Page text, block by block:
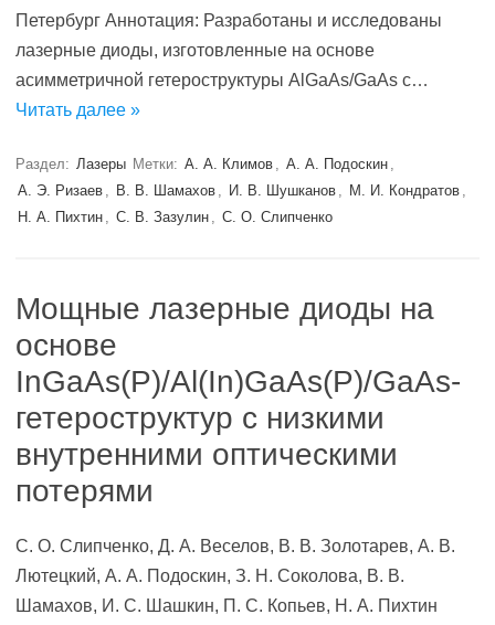
Петербург Аннотация: Разработаны и исследованы
лазерные диоды, изготовленные на основе
асимметричной гетероструктуры AlGaAs/GaAs с…
Читать далее »
Раздел: Лазеры Метки: А. А. Климов , А. А. Подоскин ,
А. Э. Ризаев , В. В. Шамахов , И. В. Шушканов , М. И. Кондратов ,
Н. А. Пихтин , С. В. Зазулин , С. О. Слипченко
Мощные лазерные диоды на
основе
InGaAs(Р)/Al(In)GaAs(P)/GaAs-
гетероструктур с низкими
внутренними оптическими
потерями
С. О. Слипченко, Д. А. Веселов, В. В. Золотарев, А. В.
Лютецкий, А. А. Подоскин, З. Н. Соколова, В. В.
Шамахов, И. С. Шашкин, П. С. Копьев, Н. А. Пихтин